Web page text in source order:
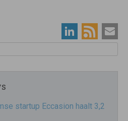
startup Eccasion haalt 3,2